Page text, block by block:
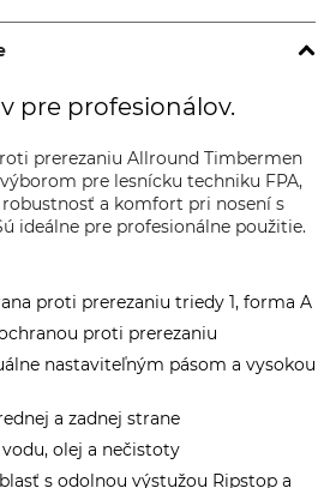
pre profesionálov.
prerezaniu Allround Timbermen
pre lesnícku techniku FPA,
a komfort pri nosení s
ideálne pre profesionálne použitie.
proti prerezaniu triedy 1, forma A
proti prerezaniu
nastaviteľným pásom a vysokou
a zadnej strane
olej a nečistoty
s odolnou výstužou Ripstop a